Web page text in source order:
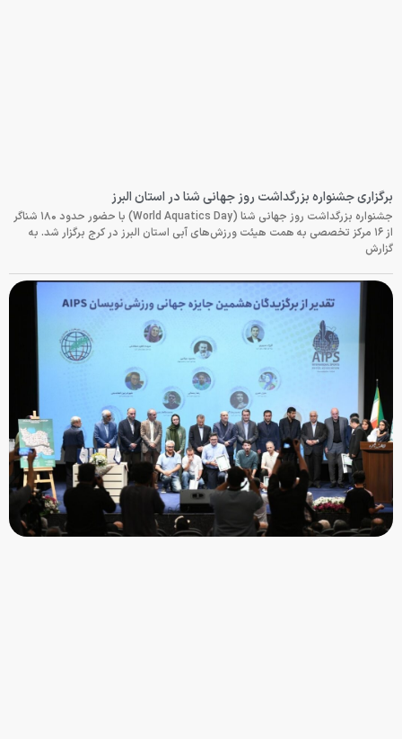
برگزاری جشنواره بزرگداشت روز جهانی شنا در استان البرز
جشنواره بزرگداشت روز جهانی شنا (World Aquatics Day) با حضور حدود ۱۸۰ شناگر
از ۱۶ مرکز تخصصی به همت هیئت ورزش‌های آبی استان البرز در کرج برگزار شد. به
گزارش